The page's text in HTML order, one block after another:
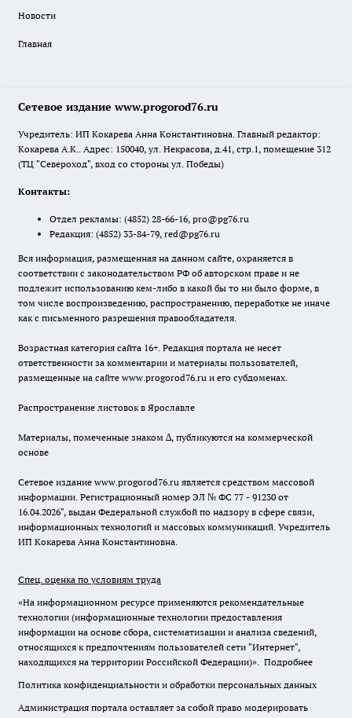
Новости
Главная
Сетевое издание www.progorod76.ru
Учредитель: ИП Кокарева Анна Константиновна. Главный редактор:
Кокарева А.К.. Адрес: 150040, ул. Некрасова, д.41, стр.1, помещение 312
(ТЦ "Североход", вход со стороны ул. Победы)
Контакты:
Отдел рекламы: (4852) 28-66-16, pro@pg76.ru
Редакция: (4852) 33-84-79, red@pg76.ru
Вся информация, размещенная на данном сайте, охраняется в
соответствии с законодательством РФ об авторском праве и не
подлежит использованию кем-либо в какой бы то ни было форме, в
том числе воспроизведению, распространению, переработке не иначе
как с письменного разрешения правообладателя.
Возрастная категория сайта 16+. Редакция портала не несет
ответственности за комментарии и материалы пользователей,
размещенные на сайте www.progorod76.ru и его субдоменах.
Распространение листовок в Ярославле
Материалы, помеченные знаком ∆, публикуются на коммерческой
основе
Сетевое издание www.progorod76.ru является средством массовой
информации. Регистрационный номер ЭЛ № ФС 77 - 91230 от
16.04.2026", выдан Федеральной службой по надзору в сфере связи,
информационных технологий и массовых коммуникаций. Учредитель
ИП Кокарева Анна Константиновна.
Спец. оценка по условиям труда
«На информационном ресурсе применяются рекомендательные
технологии (информационные технологии предоставления
информации на основе сбора, систематизации и анализа сведений,
относящихся к предпочтениям пользователей сети "Интернет",
находящихся на территории Российской Федерации)». Подробнее
Политика конфиденциальности и обработки персональных данных
Администрация портала оставляет за собой право модерировать